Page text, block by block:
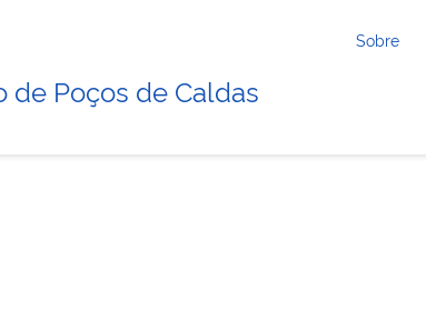
Sobre
de Poços de Caldas